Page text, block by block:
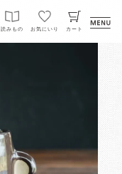
読みもの お気にいり カート